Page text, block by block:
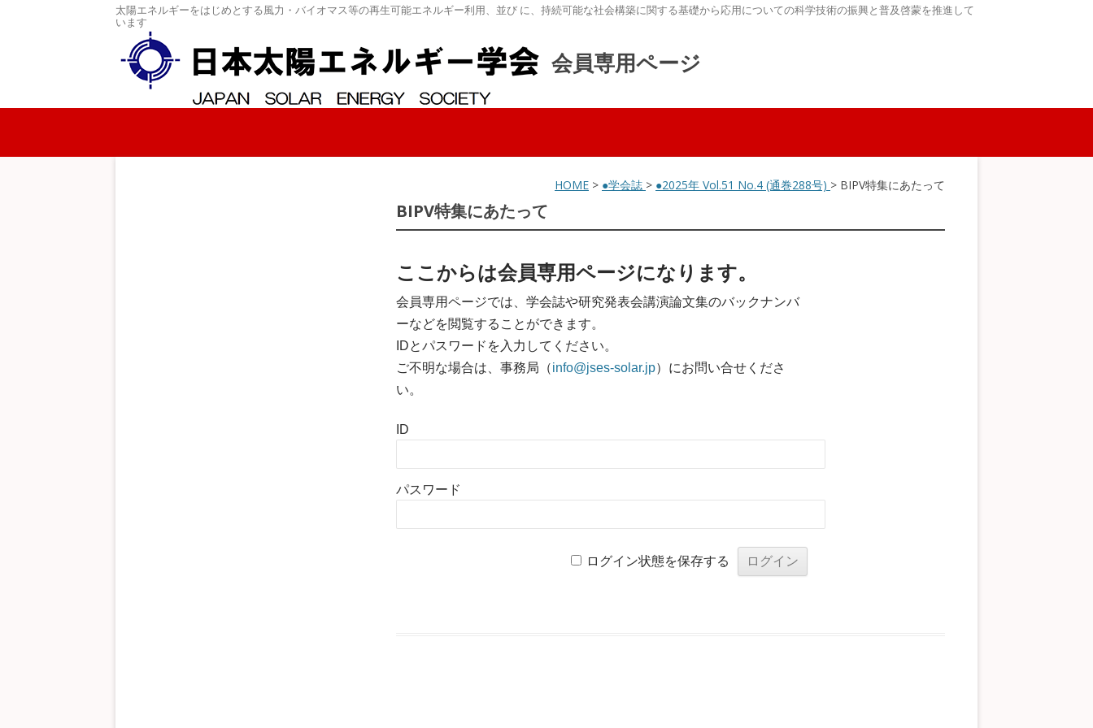
太陽エネルギーをはじめとする風力・バイオマス等の再生可能エネルギー利用、並び に、持続可能な社会構築に関する基礎から応用についての科学技術の振興と普及啓蒙を推進して
います
会員専用ページ
コンテンツへスキップ
HOME > ●学会誌 > ●2025年 Vol.51 No.4 (通巻288号) > BIPV特集にあたって
BIPV特集にあたって
ここからは会員専用ページになります。
会員専用ページでは、学会誌や研究発表会講演論文集のバックナンバ
ーなどを閲覧することができます。
IDとパスワードを入力してください。
ご不明な場合は、事務局（info@jses-solar.jp）にお問い合せくださ
い。
ID
パスワード
ログイン状態を保存する